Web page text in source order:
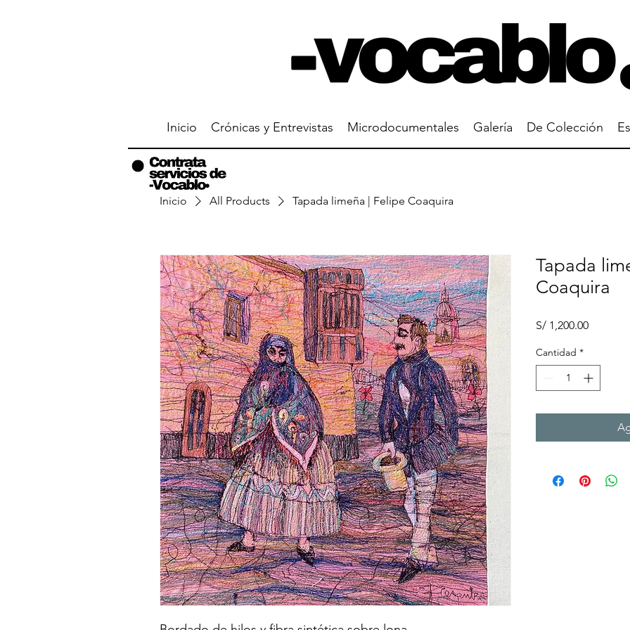
Inicio Crónicas y Entrevistas Microdocumentales Galería De Colección
Inicio All Products Tapada limeña | Felipe Coaquira
Tapada
Coaquira
S/ 1,200.00Precio
Cantidad *